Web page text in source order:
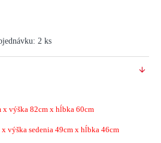
2 ks
x výška 82cm x hĺbka 60cm
výška sedenia 49cm x hĺbka 46cm